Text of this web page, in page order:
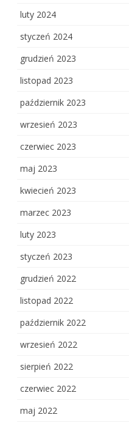
luty 2024
styczeń 2024
grudzień 2023
listopad 2023
październik 2023
wrzesień 2023
czerwiec 2023
maj 2023
kwiecień 2023
marzec 2023
luty 2023
styczeń 2023
grudzień 2022
listopad 2022
październik 2022
wrzesień 2022
sierpień 2022
czerwiec 2022
maj 2022